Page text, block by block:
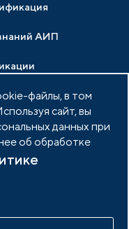
АИП
в личный кабинет
файлы, в том
сайт, вы
данных при
об обработке